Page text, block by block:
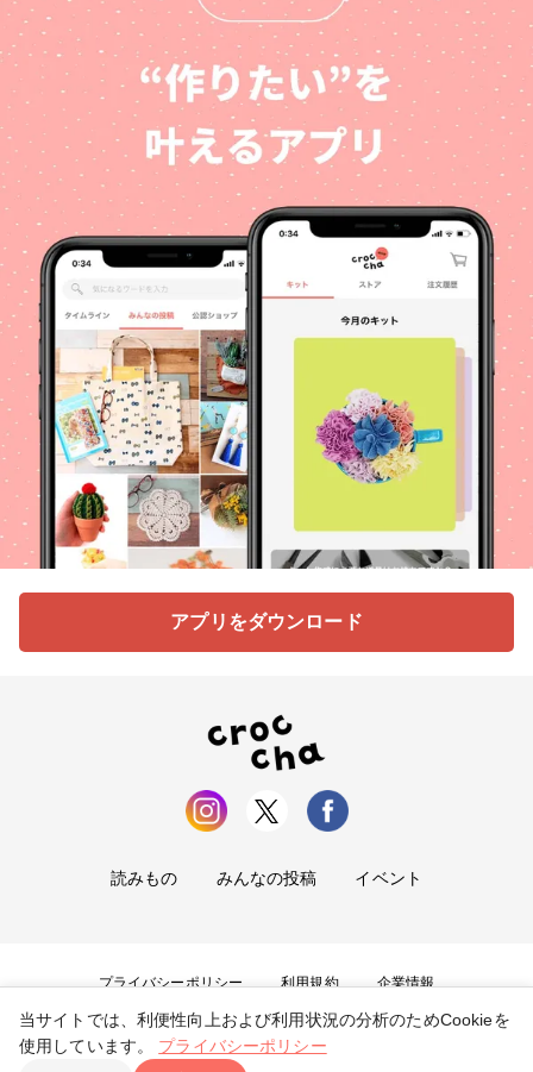
アプリをダウンロード
読みもの みんなの投稿 イベント
プライバシーポリシー 利用規約 企業情報
お問い合わせ
当サイトでは、利便性向上および利用状況の分析のためCookieを
使用しています。
プライバシーポリシー